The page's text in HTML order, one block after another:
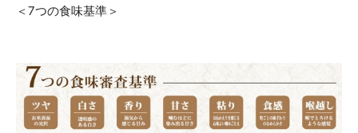
＜7つの食味基準＞